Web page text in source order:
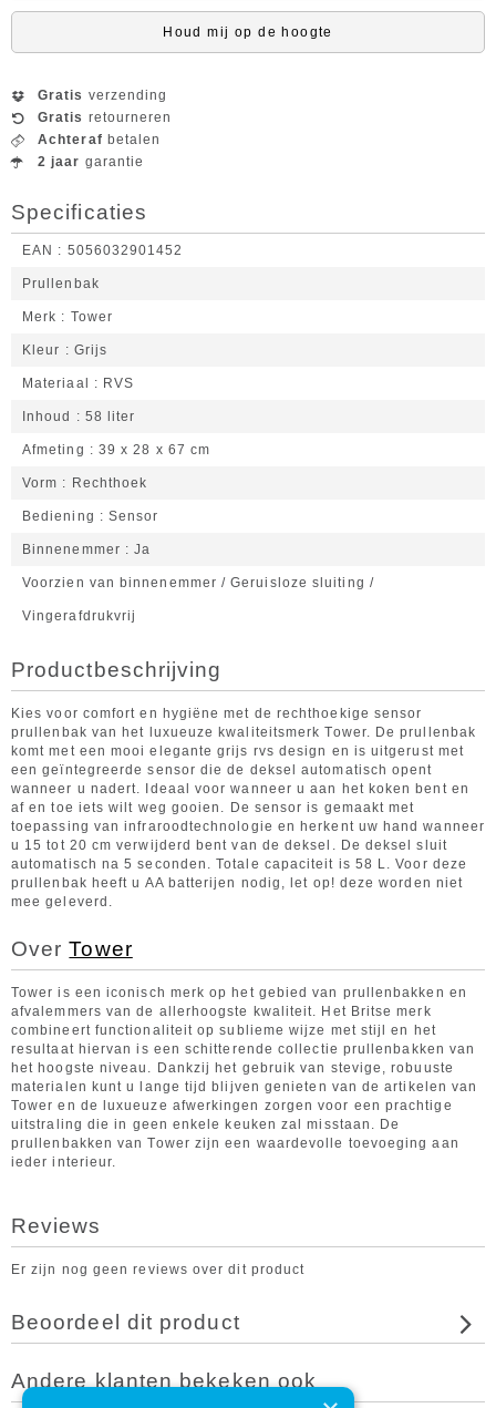
Houd mij op de hoogte
Gratis verzending
Gratis retourneren
Achteraf betalen
2 jaar garantie
Specificaties
EAN 5056032901452
Prullenbak
Merk Tower
Kleur Grijs
Materiaal RVS
Inhoud 58 liter
Afmeting 39 x 28 x 67 cm
Vorm Rechthoek
Bediening Sensor
Binnenemmer Ja
Voorzien van binnenemmer / Geruisloze sluiting /
Vingerafdrukvrij
Productbeschrijving
Kies voor comfort en hygiëne met de rechthoekige sensor
prullenbak van het luxueuze kwaliteitsmerk Tower. De prullenbak
komt met een mooi elegante grijs rvs design en is uitgerust met
een geïntegreerde sensor die de deksel automatisch opent
wanneer u nadert. Ideaal voor wanneer u aan het koken bent en
af en toe iets wilt weg gooien. De sensor is gemaakt met
toepassing van infraroodtechnologie en herkent uw hand wanneer
u 15 tot 20 cm verwijderd bent van de deksel. De deksel sluit
automatisch na 5 seconden. Totale capaciteit is 58 L. Voor deze
prullenbak heeft u AA batterijen nodig, let op! deze worden niet
mee geleverd.
OverTower
Tower is een iconisch merk op het gebied van prullenbakken en
afvalemmers van de allerhoogste kwaliteit. Het Britse merk
combineert functionaliteit op sublieme wijze met stijl en het
resultaat hiervan is een schitterende collectie prullenbakken van
het hoogste niveau. Dankzij het gebruik van stevige, robuuste
materialen kunt u lange tijd blijven genieten van de artikelen van
Tower en de luxueuze afwerkingen zorgen voor een prachtige
uitstraling die in geen enkele keuken zal misstaan. De
prullenbakken van Tower zijn een waardevolle toevoeging aan
ieder interieur.
Reviews
Er zijn nog geen reviews over dit product
Beoordeel dit product
Andere klanten bekeken ook